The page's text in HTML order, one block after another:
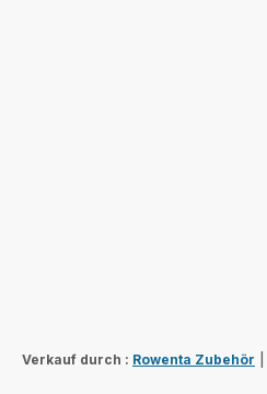
Verkauf durch : Rowenta Zubehör